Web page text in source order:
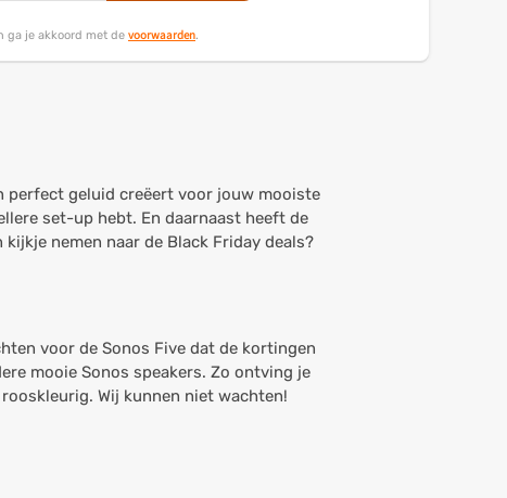
ga je akkoord met de voorwaarden.
perfect geluid creëert voor jouw mooiste
set-up hebt. En daarnaast heeft de
nemen naar de Black Friday deals?
voor de Sonos Five dat de kortingen
mooie Sonos speakers. Zo ontving je
Wij kunnen niet wachten!